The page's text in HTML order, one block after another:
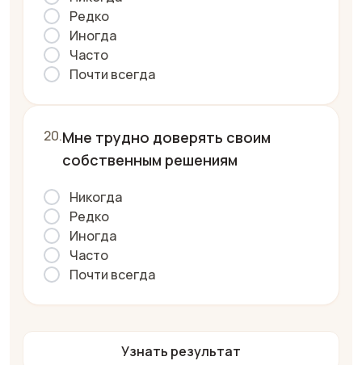
Редко
Иногда
Часто
Почти всегда
Мне трудно доверять своим
собственным решениям
Никогда
Редко
Иногда
Часто
Почти всегда
Узнать результат